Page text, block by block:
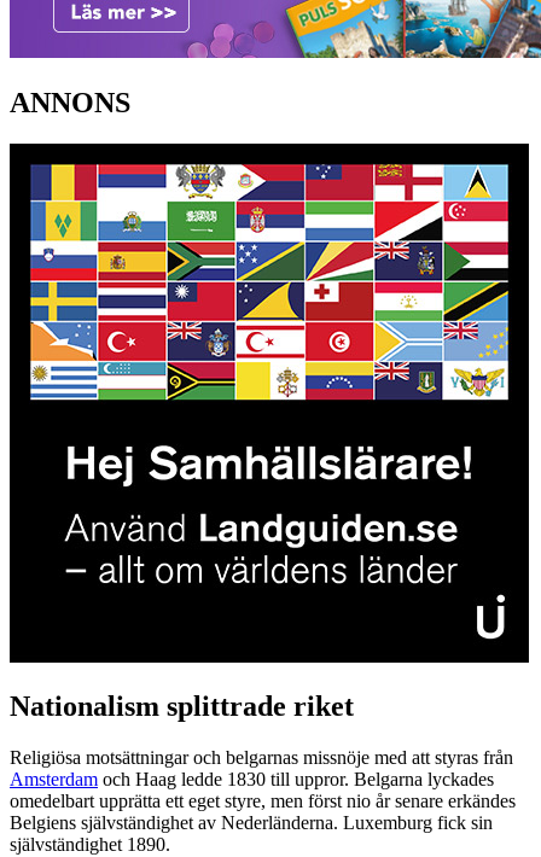
ANNONS
Nationalism splittrade riket
Religiösa motsättningar och belgarnas missnöje med att styras från
Amsterdam och Haag ledde 1830 till uppror. Belgarna lyckades
omedelbart upprätta ett eget styre, men först nio år senare erkändes
Belgiens självständighet av Nederländerna. Luxemburg fick sin
självständighet 1890.